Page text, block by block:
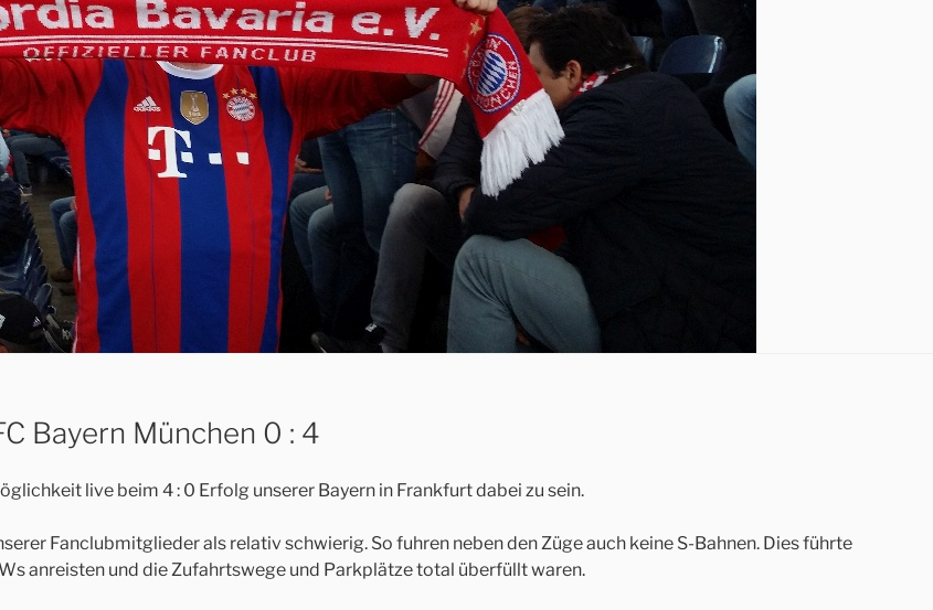
Bayern München 0 : 4
live beim 4 : 0 Erfolg unserer Bayern in Frankfurt dabei zu sein.
Fanclubmitglieder als relativ schwierig. So fuhren neben den Züge auch keine S-Bahnen. Dies führte
anreisten und die Zufahrtswege und Parkplätze total überfüllt waren.